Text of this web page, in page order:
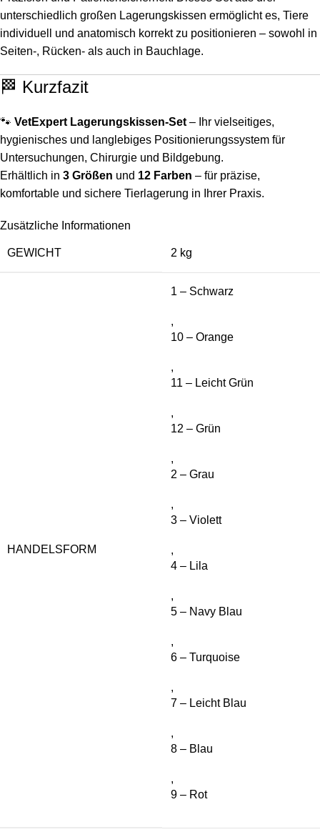
unterschiedlich großen Lagerungskissen ermöglicht es, Tiere
individuell und anatomisch korrekt zu positionieren – sowohl in
Seiten-, Rücken- als auch in Bauchlage.
🏁 Kurzfazit
🐾 VetExpert Lagerungskissen-Set – Ihr vielseitiges,
hygienisches und langlebiges Positionierungssystem für
Untersuchungen, Chirurgie und Bildgebung.
Erhältlich in 3 Größen und 12 Farben – für präzise,
komfortable und sichere Tierlagerung in Ihrer Praxis.
Zusätzliche Informationen
GEWICHT 2 kg
HANDELSFORM
1 – Schwarz
,
10 – Orange
,
11 – Leicht Grün
,
12 – Grün
,
2 – Grau
,
3 – Violett
,
4 – Lila
,
5 – Navy Blau
,
6 – Turquoise
,
7 – Leicht Blau
,
8 – Blau
,
9 – Rot